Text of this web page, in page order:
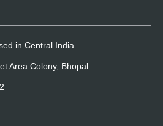
in Central India
Area Colony, Bhopal